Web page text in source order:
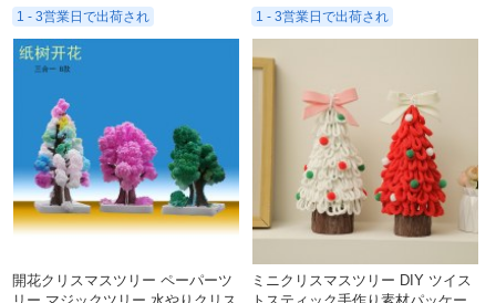
1 - 3営業日で出荷され 1 - 3営業日で出荷され
開花クリスマスツリー ペーパーツ
ミニクリスマスツリー DIY ツイス